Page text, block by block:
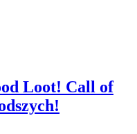
Loot! Call of